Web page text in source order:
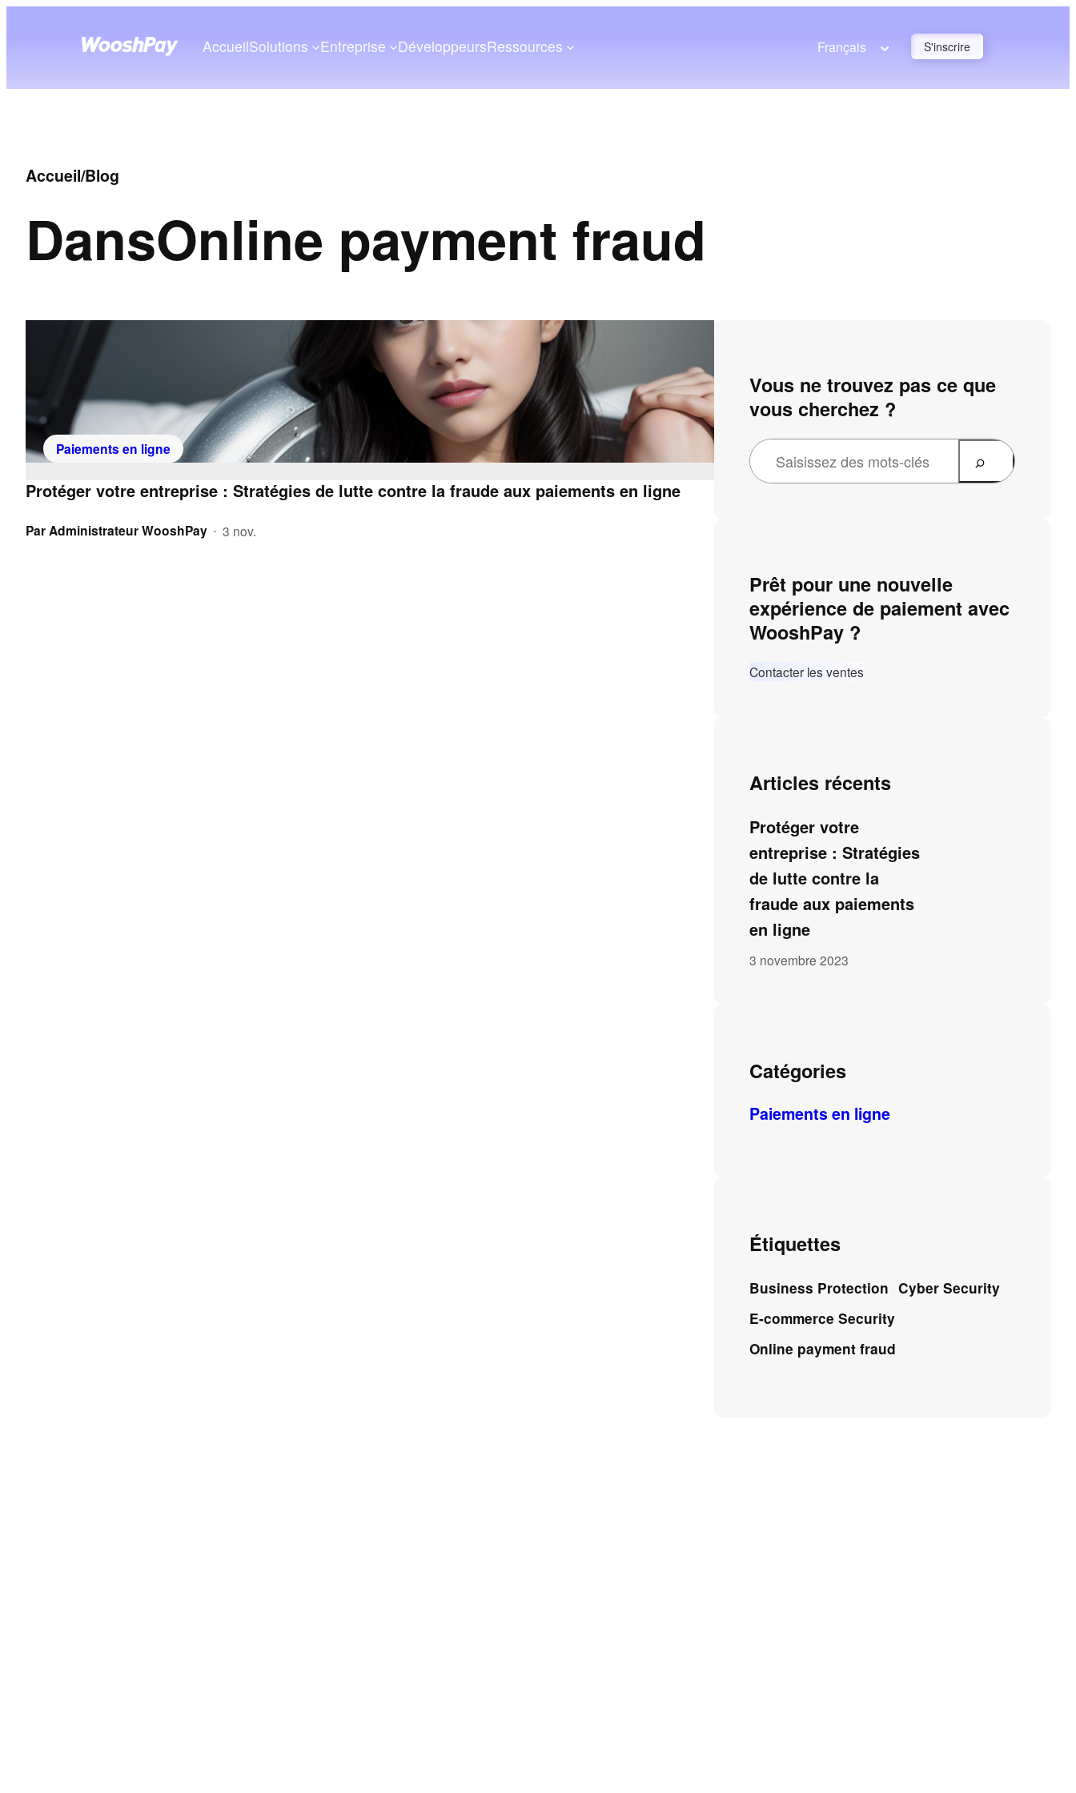
AccueilSolutions Entreprise DéveloppeursRessources Français S'inscrire
Accueil/Blog
DansOnline payment fraud
Paiements en ligne
Protéger votre entreprise : Stratégies de lutte contre la fraude aux paiements en ligne
ParAdministrateur WooshPay • 3 nov.
Vous ne trouvez pas ce que
vous cherchez ?
Prêt pour une nouvelle
expérience de paiement avec
WooshPay ?
Contacter les ventes
Articles récents
Protéger votre
entreprise : Stratégies
de lutte contre la
fraude aux paiements
en ligne
3 novembre 2023
Catégories
Paiements en ligne
Étiquettes
Business Protection Cyber Security
E-commerce Security
Online payment fraud